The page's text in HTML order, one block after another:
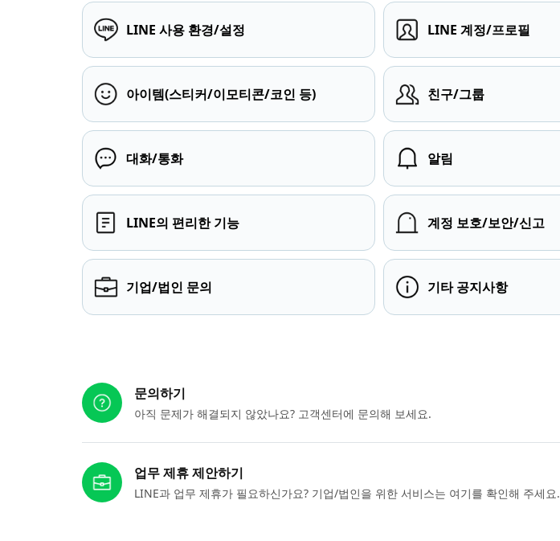
LINE 사용 환경/설정 LINE 계정/프로필
아이템(스티커/이모티콘/코인 등) 친구/그룹
대화/통화 알림
LINE의 편리한 기능 계정 보호/보안/신고
기업/법인 문의 기타 공지사항
문의하기
아직 문제가 해결되지 않았나요? 고객센터에 문의해 보세요.
업무 제휴 제안하기
LINE과 업무 제휴가 필요하신가요? 기업/법인을 위한 서비스는 여기를 확인해 주세요.